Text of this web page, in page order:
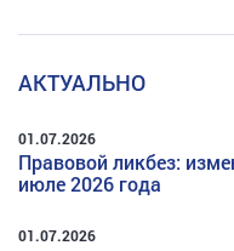
АКТУАЛЬНО
01.07.2026
Правовой ликбез:
июле 2026 года
01.07.2026